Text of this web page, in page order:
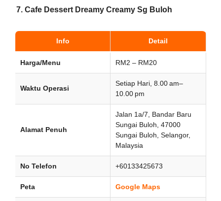
7. Cafe Dessert Dreamy Creamy Sg Buloh
Info Detail
Harga/Menu RM2 – RM20
Waktu Operasi
Setiap Hari, 8.00 am–
10.00 pm
Alamat Penuh
Jalan 1a/7, Bandar Baru
Sungai Buloh, 47000
Sungai Buloh, Selangor,
Malaysia
No Telefon +60133425673
Peta Google Maps